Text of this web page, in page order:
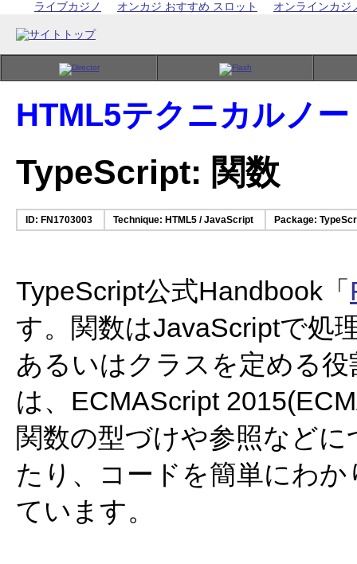
ライブカジノ オンカジ おすすめ スロット オンラインカジ
HTML5テクニカルノー
TypeScript: 関数
ID: FN1703003 Technique: HTML5 / JavaScript Package:
TypeScript公式Handbook「
す。関数はJavaScriptで処
あるいはクラスを定める
は、ECMAScript
関数の型づけや参照など
たり、コードを簡単にわ
ています。